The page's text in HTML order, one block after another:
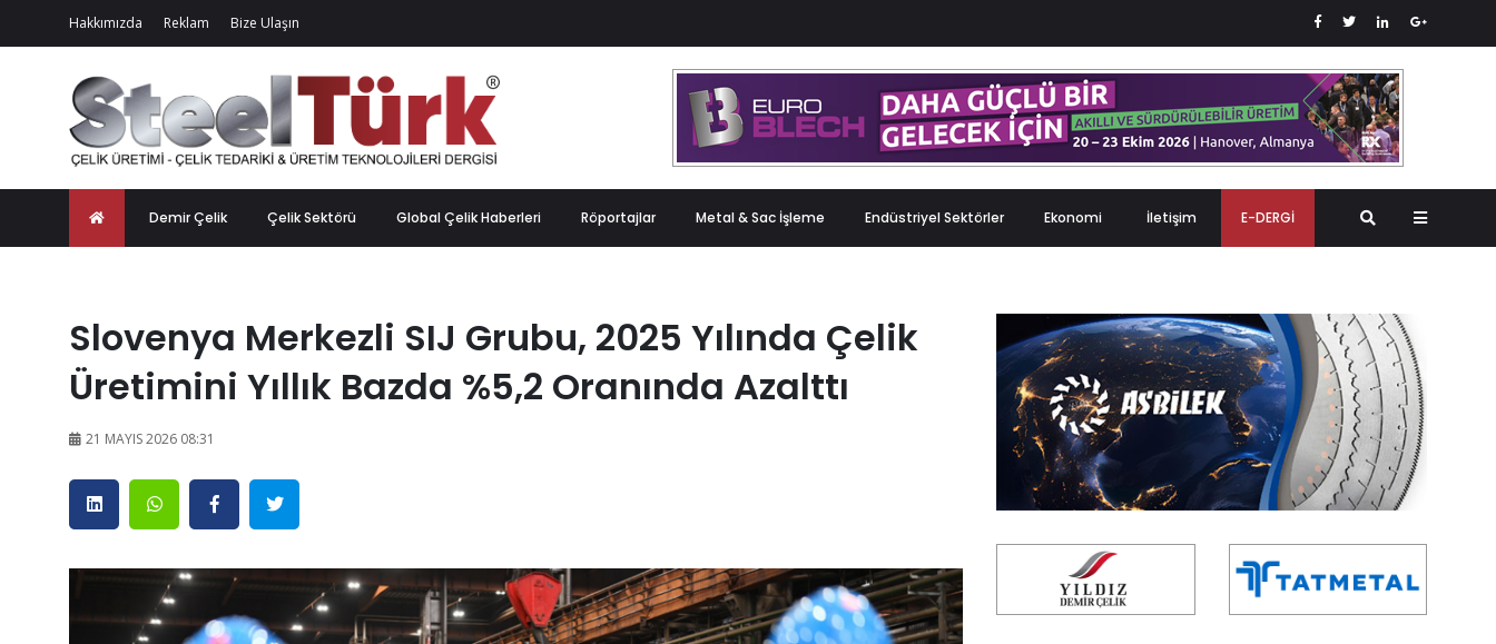
Hakkımızda Reklam Bize Ulaşın
Demir Çelik Çelik Sektörü Global Çelik Haberleri Röportajlar Metal & Sac İşleme Endüstriyel Sektörler Ekonomi İletişim E-DERGİ
Slovenya Merkezli SIJ Grubu, 2025 Yılında Çelik
Üretimini Yıllık Bazda %5,2 Oranında Azalttı
21 MAYIS 2026 08:31